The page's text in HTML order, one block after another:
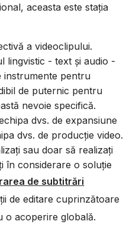
aceasta este stația
a videoclipului.
lingvistic - text și audio -
instrumente pentru
de puternic pentru
nevoie specifică.
dvs. de expansiune
dvs. de producție video.
sau doar să realizați
în considerare o soluție
de subtitrări
de editare cuprinzătoare
o acoperire globală.